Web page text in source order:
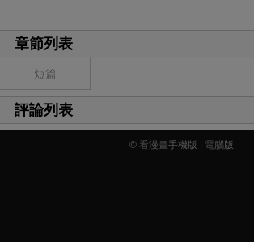
章節列表
短篇
評論列表
© 看漫畫手機版 | 電腦版